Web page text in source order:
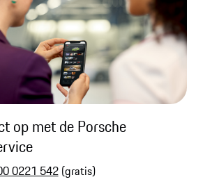
op met de Porsche
0221 542(gratis)